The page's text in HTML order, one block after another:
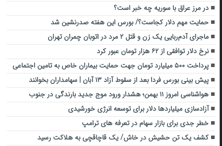
در مرز عراق با سوریه چه خبر است؟
حمایت مهم دلار کجاست؟/ بورس این هفته صدرنشین شد
ماجرای آدم‌ربایی یک زن و قتل ۲ مرد در اتوبان چمران تهران
نرخ دلار توافقی از ۶۲ هزار تومان عبور کرد
پرداخت ۵۰۰ میلیارد تومان جهت حمایت بیماران خاص به تامین اجتماعی
پیش بینی بورس فردا بعد از سقوط آزاد ۱۳ آبان | سهامداران بخوانند
هواشناسی امروز ۱۱ بهمن؛ هشدار ورود موج جدید بارندگی در جنوب
آزادسازی میلیاردها دلار برای توسعه انرژی خورشیدی
خطر جدی برای بازار سهام در تعرفه های ترامپ
کشف یک تن حشیش در خاش/ یک قاچاقچی به هلاکت رسید